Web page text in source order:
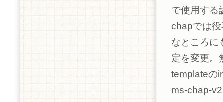
で使用する
chapでは
なところに
定を変更。
templateの
ms-chap-